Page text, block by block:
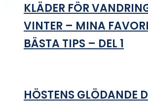
KLÄDER FÖR
VINTER – MINA
BÄSTA TIPS – DEL 1
HÖSTENS GLÖDANDE